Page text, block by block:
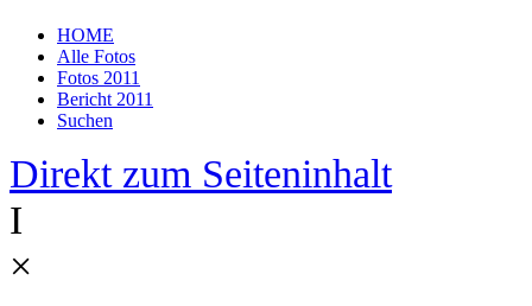
HOME
Alle Fotos
Fotos 2011
Bericht 2011
Suchen
Direkt zum Seiteninhalt
I
×